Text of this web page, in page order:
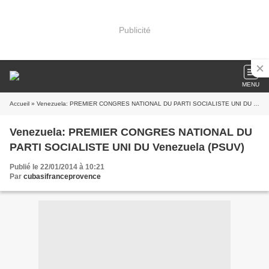
Publicité
MENU
Accueil » Venezuela: PREMIER CONGRES NATIONAL DU PARTI SOCIALISTE UNI DU Venezuela (PSUV)
Venezuela: PREMIER CONGRES NATIONAL DU
PARTI SOCIALISTE UNI DU Venezuela (PSUV)
Publié le 22/01/2014 à 10:21
Par cubasifranceprovence